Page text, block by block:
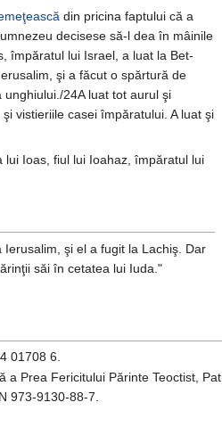
din pricina faptului că a
decisese să-l dea în mâinile
împăratul lui Israel, a luat la Bet-
şi a făcut o spărtură de
24A luat tot aurul şi
vistieriile casei împăratului. A luat şi
Ioas, fiul lui Ioahaz, împăratul lui
şi el a fugit la Lachiş. Dar
săi în cetatea lui Iuda."
01708 6.
Prea Fericitului Părinte Teoctist,
973-9130-88-7.